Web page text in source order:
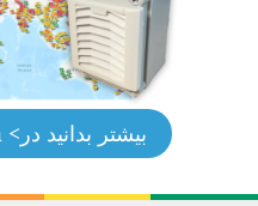
بیشتر بدانید در> aqicn.org/gaia/ <